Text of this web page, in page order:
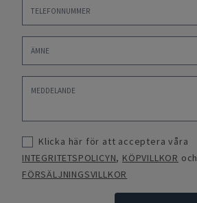
Klicka här för att acceptera våra
INTEGRITETSPOLICYN, KÖPVILLKOR och
FÖRSÄLJNINGSVILLKOR